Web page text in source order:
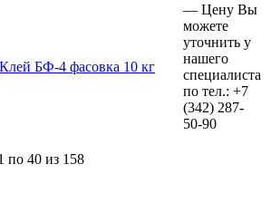
Клей БФ-4 фасовка 10 кг
— Цену Вы
можете
уточнить у
нашего
специалиста
по тел.: +7
(342) 287-
50-90
по 40 из 158